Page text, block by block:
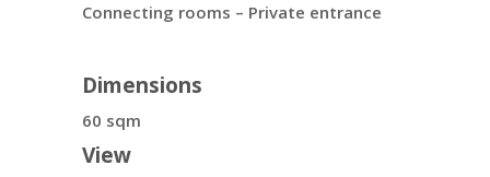
Connecting rooms – Private entrance
Dimensions
60 sqm
View